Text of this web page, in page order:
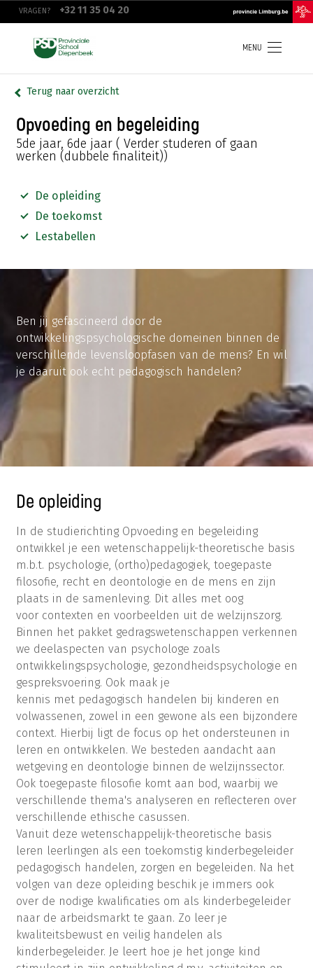
Overslaan
naar
VRAGEN? +32 11 35 04 20
navigation
MENU
Terug naar overzicht
Opvoeding en begeleiding
5de jaar, 6de jaar ( Verder studeren of gaan
werken (dubbele finaliteit))
De opleiding
De toekomst
Lestabellen
Ben jij gefascineerd door de
ontwikkelingspsychologische domeinen binnen de
verschillende levensloopfasen van de mens? En wil
je daaruit ook echt pedagogisch handelen?
De opleiding
In de studierichting Opvoeding en begeleiding
ontwikkel je een wetenschappelijk-theoretische basis
m.b.t. psychologie, (ortho)pedagogiek, toegepaste
filosofie, recht en deontologie en de mens en zijn
plaats in de samenleving. Dit alles met oog
voor contexten en voorbeelden uit de welzijnszorg.
Binnen het pakket gedragswetenschappen verkennen
we deelaspecten van psychologe zoals
ontwikkelingspsychologie, gezondheidspsychologie en
gespreksvoering. Ook maak je
kennis met pedagogisch handelen bij kinderen en
volwassenen, zowel in een gewone als een bijzondere
context. Hierbij ligt de focus op het ondersteunen in
leren en ontwikkelen. We besteden aandacht aan
wetgeving en deontologie binnen de welzijnssector.
Ook toegepaste filosofie komt aan bod, waarbij we
verschillende thema's analyseren en reflecteren over
verschillende ethische casussen.
Vanuit deze wetenschappelijk-theoretische basis
leren leerlingen als een toekomstig kinderbegeleider
pedagogisch handelen, zorgen en begeleiden. Na het
volgen van deze opleiding beschik je immers ook
over de nodige kwalificaties om als kinderbegeleider
naar de arbeidsmarkt te gaan. Zo leer je
kwaliteitsbewust en veilig handelen als
kinderbegeleider. Je leert hoe je het jonge kind